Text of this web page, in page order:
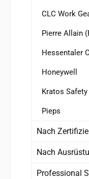
CLC Work
Pierre Allain
Hessentaler
Honeywell
Kratos Safety
Pieps
Nach
Nach
Professional